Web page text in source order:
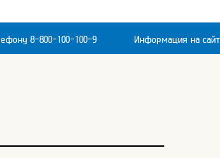
8-800-100-100-9 Информация на